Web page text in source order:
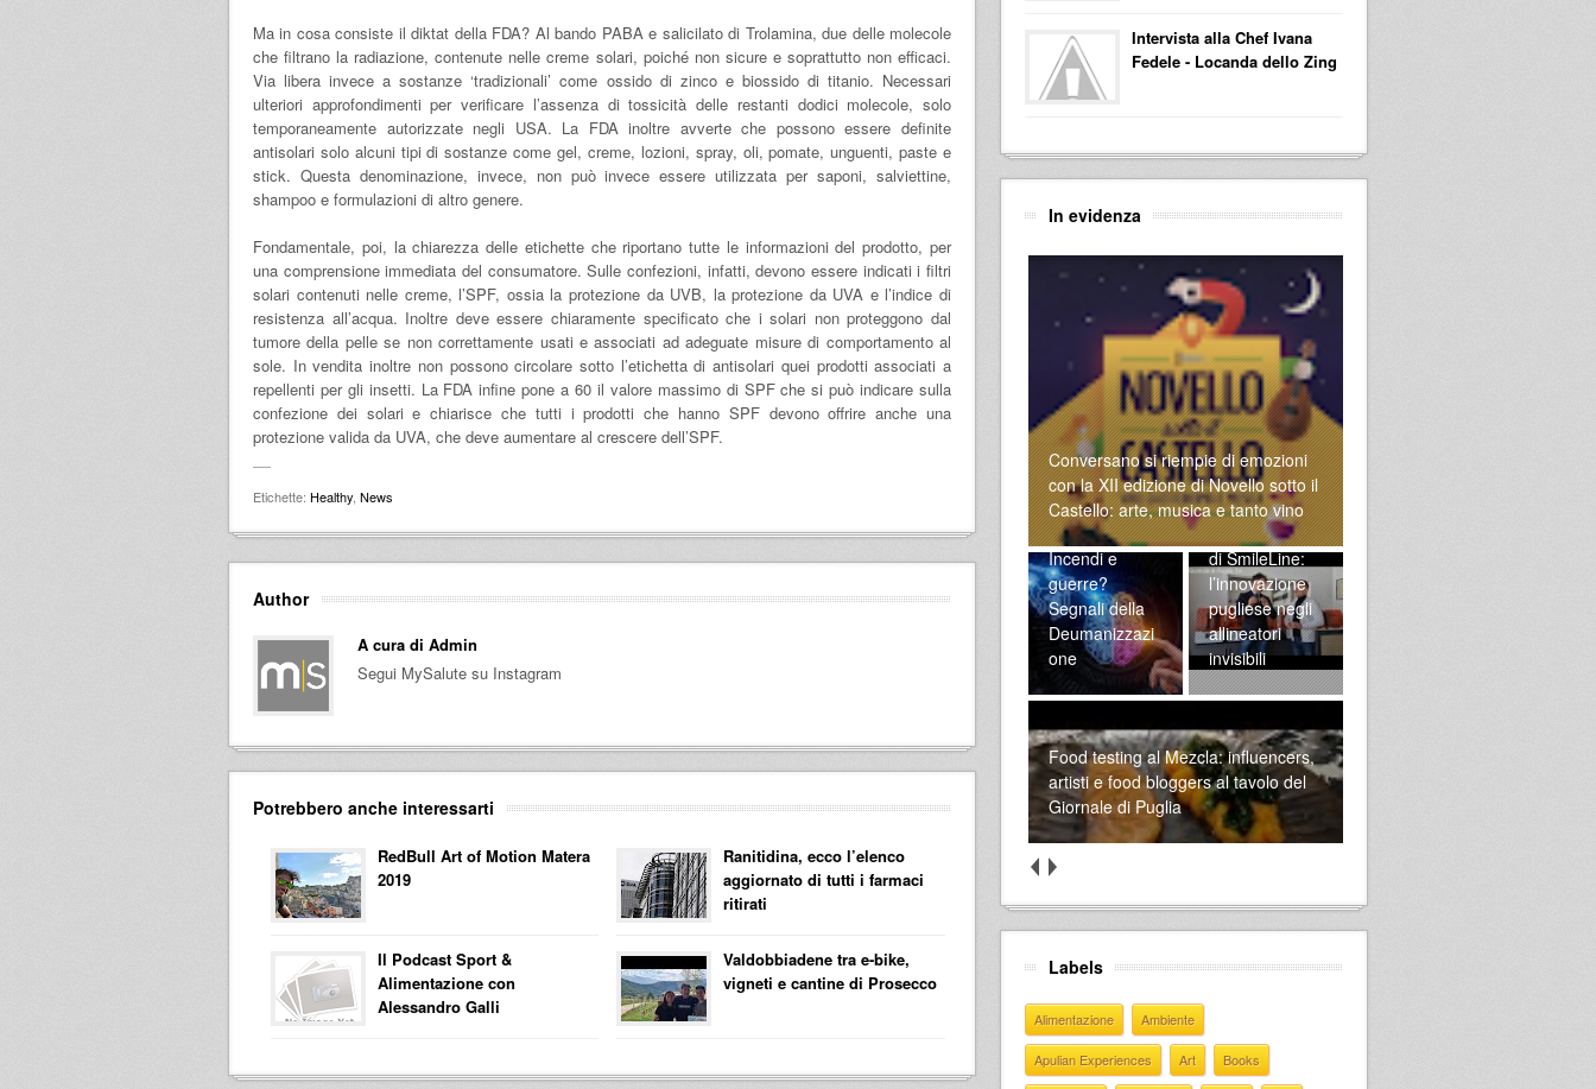
Ma in cosa consiste il diktat della FDA? Al bando PABA e salicilato di Trolamina, due delle molecole
che filtrano la radiazione, contenute nelle creme solari, poiché non sicure e soprattutto non efficaci.
Via libera invece a sostanze ‘tradizionali’ come ossido di zinco e biossido di titanio. Necessari
ulteriori approfondimenti per verificare l’assenza di tossicità delle restanti dodici molecole, solo
temporaneamente autorizzate negli USA. La FDA inoltre avverte che possono essere definite
antisolari solo alcuni tipi di sostanze come gel, creme, lozioni, spray, oli, pomate, unguenti, paste e
stick. Questa denominazione, invece, non può invece essere utilizzata per saponi, salviettine,
shampoo e formulazioni di altro genere.
Fondamentale, poi, la chiarezza delle etichette che riportano tutte le informazioni del prodotto, per
una comprensione immediata del consumatore. Sulle confezioni, infatti, devono essere indicati i filtri
solari contenuti nelle creme, l’SPF, ossia la protezione da UVB, la protezione da UVA e l’indice di
resistenza all’acqua. Inoltre deve essere chiaramente specificato che i solari non proteggono dal
tumore della pelle se non correttamente usati e associati ad adeguate misure di comportamento al
sole. In vendita inoltre non possono circolare sotto l’etichetta di antisolari quei prodotti associati a
repellenti per gli insetti. La FDA infine pone a 60 il valore massimo di SPF che si può indicare sulla
confezione dei solari e chiarisce che tutti i prodotti che hanno SPF devono offrire anche una
protezione valida da UVA, che deve aumentare al crescere dell’SPF.
Etichette: Healthy News
Author
A cura di Admin
Segui MySalute su Instagram
Potrebbero anche interessarti
RedBull Art of Motion Matera
2019
Ranitidina, ecco l’elenco
aggiornato di tutti i farmaci
ritirati
Il Podcast Sport &
Alimentazione con
Alessandro Galli
Valdobbiadene tra e-bike,
vigneti e cantine di Prosecco
Intervista alla Chef Ivana
Fedele - Locanda dello Zing
In evidenza
Conversano si riempie di emozioni
con la XII edizione di Novello sotto il
Castello: arte, musica e tanto vino
Incendi e
guerre?
Segnali della
Deumanizzazi
one
Alla scoperta
di SmileLine:
l’innovazione
pugliese negli
allineatori
invisibili
Food testing al Mezcla: influencers,
artisti e food bloggers al tavolo del
Giornale di Puglia
Labels
Alimentazione Ambiente
Apulian Experiences Art Books